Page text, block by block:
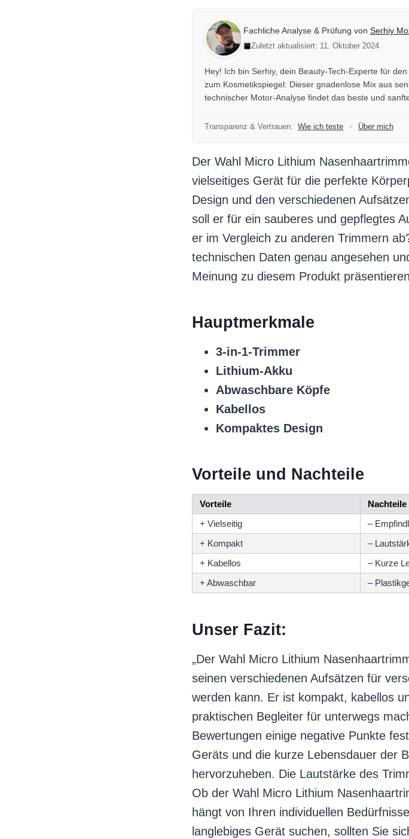
Fachliche Analyse & Prüfung von Serhiy
Zuletzt aktualisiert: 11. Oktober 2024
Hey! Ich bin Serhiy, dein Beauty-Tech-Experte für
zum Kosmetikspiegel: Dieser gnadenlose Mix aus
technischer Motor-Analyse findet das beste und
Transparenz & Vertrauen: Wie ich teste • Über mich
Der Wahl Micro Lithium
vielseitiges Gerät für die perfekte
Design und den verschiedenen
soll er für ein sauberes und gepflegtes
er im Vergleich zu anderen Trimmern
technischen Daten genau angesehen
Meinung zu diesem Produkt
Hauptmerkmale
3-in-1-Trimmer
Lithium-Akku
Abwaschbare Köpfe
Kabellos
Kompaktes Design
Vorteile und Nachteile
Vorteile
Nachteile
+ Vielseitig
–
+ Kompakt
–
+ Kabellos
– Kurze
+ Abwaschbar
–
Unser Fazit:
„Der Wahl Micro Lithium
seinen verschiedenen Aufsätzen für
werden kann. Er ist kompakt, kabellos
praktischen Begleiter für unterwegs
Bewertungen einige negative Punkte
Geräts und die kurze Lebensdauer der
hervorzuheben. Die Lautstärke des
Ob der Wahl Micro Lithium
hängt von Ihren individuellen
langlebiges Gerät suchen, sollten Sie